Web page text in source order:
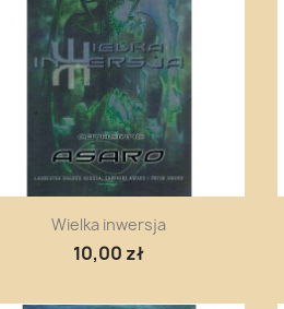
Szybki podgląd
Wielka inwersja
10,00 zł